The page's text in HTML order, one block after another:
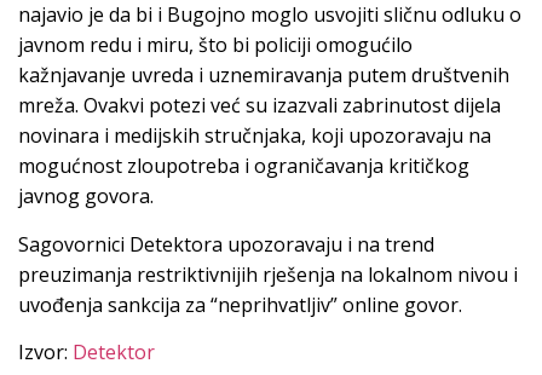
najavio je da bi i Bugojno moglo usvojiti sličnu odluku o
javnom redu i miru, što bi policiji omogućilo
kažnjavanje uvreda i uznemiravanja putem društvenih
mreža. Ovakvi potezi već su izazvali zabrinutost dijela
novinara i medijskih stručnjaka, koji upozoravaju na
mogućnost zloupotreba i ograničavanja kritičkog
javnog govora.
Sagovornici Detektora upozoravaju i na trend
preuzimanja restriktivnijih rješenja na lokalnom nivou i
uvođenja sankcija za “neprihvatljiv” online govor.
Izvor: Detektor